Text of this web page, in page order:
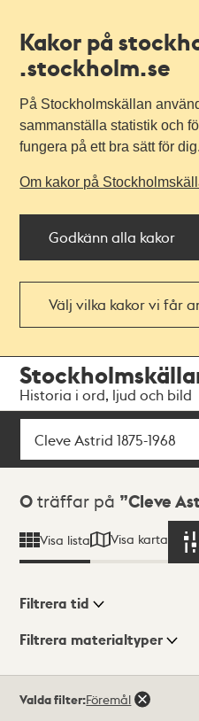
Kakor på
.stockholm.se
På Stockholmskällan
sammanställa statistik och
fungera på ett bra sätt för dig.
Om kakor på
Godkänn alla kakor
Välj vilka kakor vi får
navigationen
huvudinnehållet
Historia i ord, ljud och bild
Sök
Sökresultat
0 träffar på Cleve
Visa lista Visa karta
Visningsläge
Filtrera tid
Filtrera materialtyper
träffar
Valda filter:Föremål